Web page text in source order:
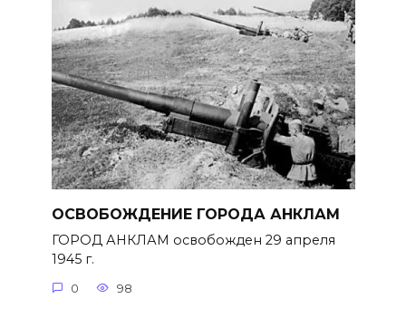
ОСВОБОЖДЕНИЕ ГОРОДА АНКЛАМ
ГОРОД АНКЛАМ освобожден 29 апреля
1945 г.
0 98